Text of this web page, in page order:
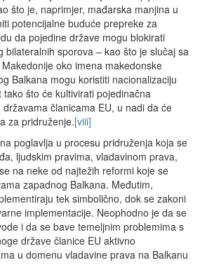
što je, naprimjer, mađarska manjina u
potencijalne buduće prepreke za
da pojedine države mogu blokirati
bilateralnih sporova – kao što je slučaj sa
oko imena makedonske
Balkana mogu koristiti nacionalizaciju
što će kultivirati pojedinačna
članicama EU, u nadi da će
za pridruženje.[viii]
poglavlja u procesu pridruženja koja se
ljudskim pravima, vladavinom prava,
na neke od najtežih reformi koje se
zapadnog Balkana. Međutim,
tek simbolično, dok se zakoni
implementacije. Neophodno je da se
i da se bave temeljnim problemima s
države članice EU aktivno
u domenu vladavine prava na Balkanu